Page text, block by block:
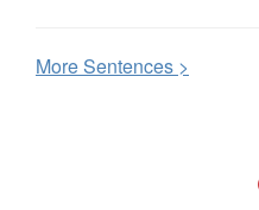
MoreSentences >